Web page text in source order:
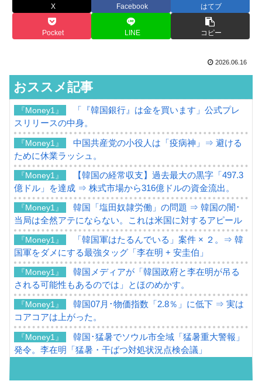
X Facebook はてブ
Pocket LINE コピー
2026.06.16
おススメ記事
『Money1』
「『韓国銀行』は金を買います」公式プレ
スリリースの中身。
『Money1』
中国共産党の小役人は「疫病神」⇒ 避ける
ために休業ラッシュ。
『Money1』
【韓国の経常収支】過去最大の黒字「497.3
億ドル」を達成 ⇒ 株式市場から316億ドルの資金流出。
『Money1』
韓国「塩田奴隷労働」の問題 ⇒ 韓国の闇･
当局は全然アテにならない。これは米国に対するアピール
『Money1』
「韓国軍はたるんでいる」案件 × ２。⇒ 韓
国軍をダメにする最強タッグ「李在明 + 安圭伯」
『Money1』
韓国メディアが「韓国政府と李在明が吊る
される可能性もあるのでは」とほのめかす。
『Money1』
韓国07月･物価指数「2.8％」に低下 ⇒ 実は
コアコアは上がった。
『Money1』
韓国･猛暑でソウル市全域「猛暑重大警報」
発令。李在明「猛暑・干ばつ対処状況点検会議」
07月販売台数は去年のほぼ半分「71台」しか売れなかっ